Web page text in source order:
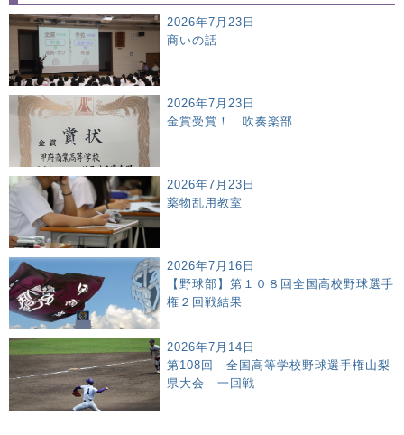
2026年7月23日
商いの話
2026年7月23日
金賞受賞！ 吹奏楽部
2026年7月23日
薬物乱用教室
2026年7月16日
【野球部】第１０８回全国高校野球選手
権２回戦結果
2026年7月14日
第108回 全国高等学校野球選手権山梨
県大会 一回戦